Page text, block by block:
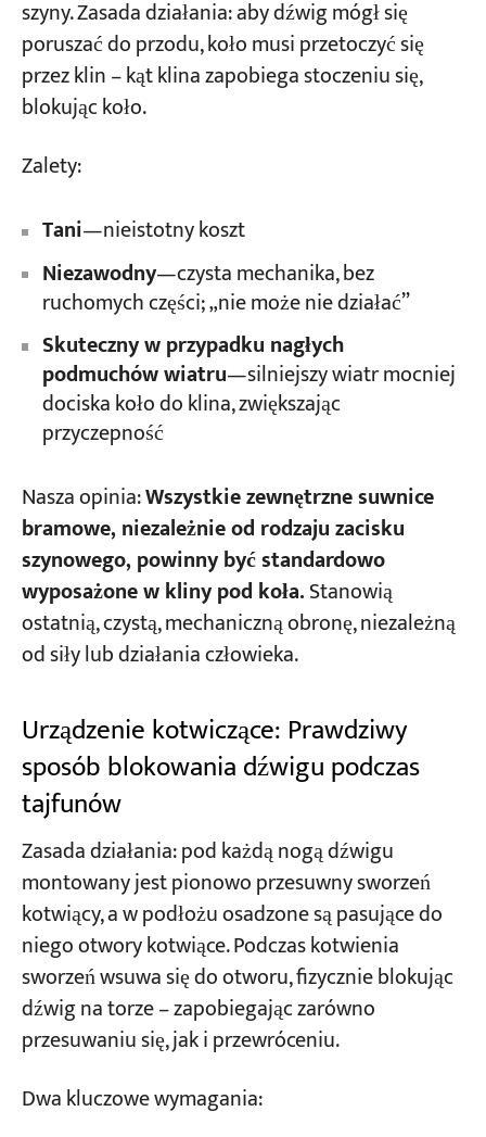
szyny. Zasada działania: aby dźwig mógł się
poruszać do przodu, koło musi przetoczyć się
przez klin – kąt klina zapobiega stoczeniu się,
blokując koło.
Zalety:
Tani—nieistotny koszt
Niezawodny—czysta mechanika, bez
ruchomych części; „nie może nie działać”
Skuteczny w przypadku nagłych
podmuchów wiatru—silniejszy wiatr mocniej
dociska koło do klina, zwiększając
przyczepność
Nasza opinia:Wszystkie zewnętrzne suwnice
bramowe, niezależnie od rodzaju zacisku
szynowego, powinny być standardowo
wyposażone w kliny pod koła.Stanowią
ostatnią, czystą, mechaniczną obronę, niezależną
od siły lub działania człowieka.
Urządzenie kotwiczące: Prawdziwy
sposób blokowania dźwigu podczas
tajfunów
Zasada działania: pod każdą nogą dźwigu
montowany jest pionowo przesuwny sworzeń
kotwiący, a w podłożu osadzone są pasujące do
niego otwory kotwiące. Podczas kotwienia
sworzeń wsuwa się do otworu, fizycznie blokując
dźwig na torze – zapobiegając zarówno
przesuwaniu się, jak i przewróceniu.
Dwa kluczowe wymagania: